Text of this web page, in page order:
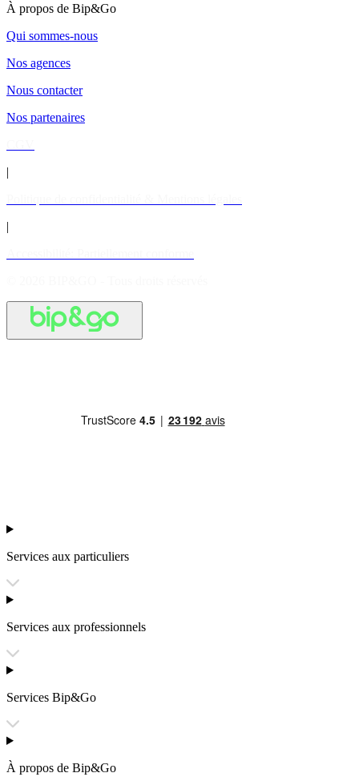
À propos de Bip&Go
Qui sommes-nous
Nos agences
Nous contacter
Nos partenaires
|
|
Services aux particuliers
Services aux professionnels
Services Bip&Go
À propos de Bip&Go